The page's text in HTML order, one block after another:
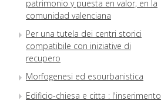
patrimonio y puesta en valor, en la
comunidad valenciana
Per una tutela dei centri storici
compatibile con iniziative di
recupero
Morfogenesi ed esourbanistica
Edificio-chiesa e citta : l'inserimento